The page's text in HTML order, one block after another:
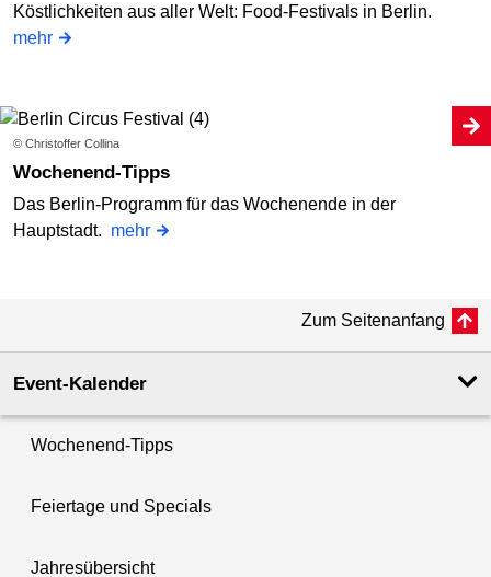
Köstlichkeiten aus aller Welt: Food-Festivals in Berlin.
mehr
© Christoffer Collina
Wochenend-Tipps
Das Berlin-Programm für das Wochenende in der
Hauptstadt. mehr
Zum Seitenanfang
Event-Kalender
Wochenend-Tipps
Feiertage und Specials
Jahresübersicht